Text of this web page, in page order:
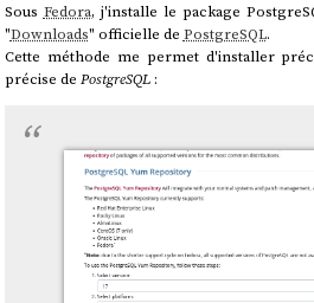
Sous Fedora, j'installe le package
"Downloads" officielle de PostgreSQL.
Cette méthode me permet d'installer
précise de PostgreSQL: